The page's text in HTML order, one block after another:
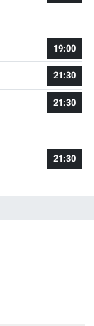
19:00
21:30
21:30
21:30